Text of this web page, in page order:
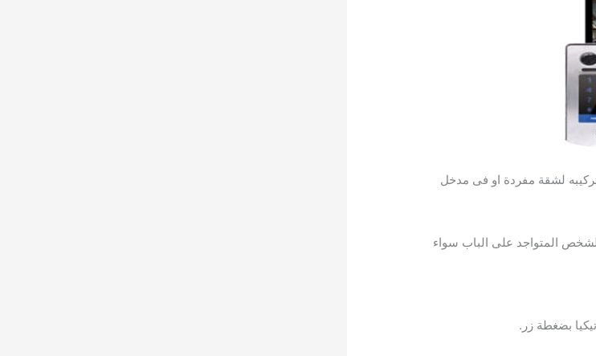
لشقة مفردة او فى مدخل
المتواجد على الباب سواء
بضغطة زر.